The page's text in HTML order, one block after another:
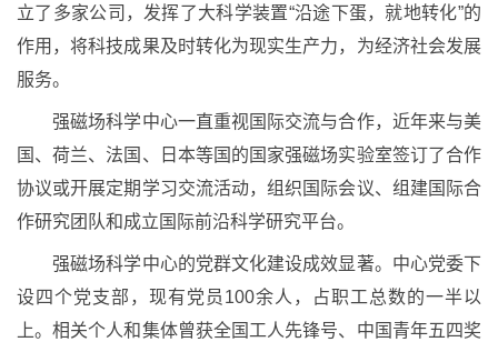
立了多家公司，发挥了大科学装置“沿途下蛋，就地转化”的
作用，将科技成果及时转化为现实生产力，为经济社会发展
服务。
强磁场科学中心一直重视国际交流与合作，近年来与美
国、荷兰、法国、日本等国的国家强磁场实验室签订了合作
协议或开展定期学习交流活动，组织国际会议、组建国际合
作研究团队和成立国际前沿科学研究平台。
强磁场科学中心的党群文化建设成效显著。中心党委下
设四个党支部，现有党员100余人，占职工总数的一半以
上。相关个人和集体曾获全国工人先锋号、中国青年五四奖